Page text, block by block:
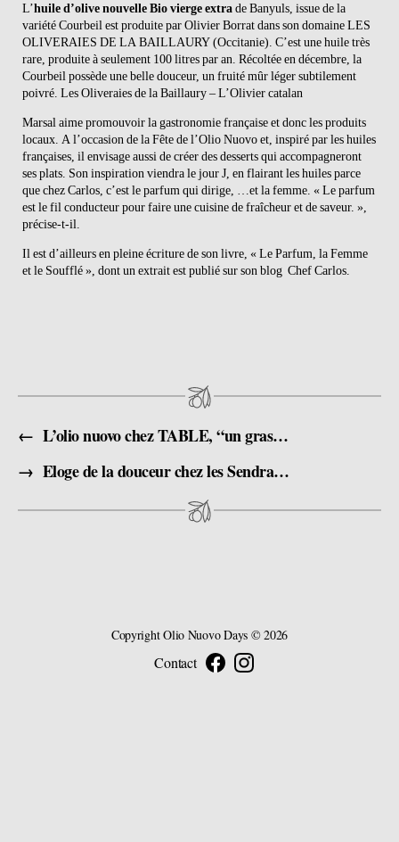
L’huile d’olive nouvelle Bio viergeextrade Banyuls, issue de la
variété Courbeil est produite par Olivier Borrat dans son domaine LES
OLIVERAIES DE LA BAILLAURY (Occitanie). C’est une huile très
rare, produite à seulement 100 litres par an. Récoltée en décembre, la
Courbeil possède une belle douceur, un fruité mûr léger subtilement
poivré. Les Oliveraies de la Baillaury – L’Olivier catalan
Marsal aime promouvoir la gastronomie française et donc les produits
locaux. A l’occasion de la Fête de l’Olio Nuovo et, inspiré par les huiles
françaises, il envisage aussi de créer des desserts qui accompagneront
ses plats. Son inspiration viendra le jour J, en flairant les huiles parce
que chez Carlos, c’est le parfum qui dirige, …et la femme. « Le parfum
est le fil conducteur pour faire une cuisine de fraîcheur et de saveur. »,
précise-t-il.
Il est d’ailleurs en pleine écriture de son livre, « Le Parfum, la Femme
et le Soufflé », dont un extrait est publié sur son blog Chef Carlos.
←
L’olio nuovo chez TABLE, “un gras délicat, évanescent, une affirmation véritable”
→
Eloge de la douceur chez les Sendra, transmettre, avec la famille Omuroglu, le choix du Bio par les Chabot Père et fils
CopyrightOlio Nuovo Days © 2026
Contact